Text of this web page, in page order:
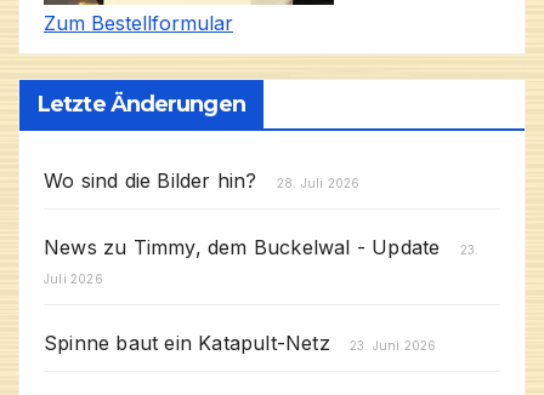
Zum Bestellformular
Letzte Änderungen
Wo sind die Bilder hin? 28. Juli 2026
News zu Timmy, dem Buckelwal - Update
23.
Juli 2026
Spinne baut ein Katapult-Netz 23. Juni 2026